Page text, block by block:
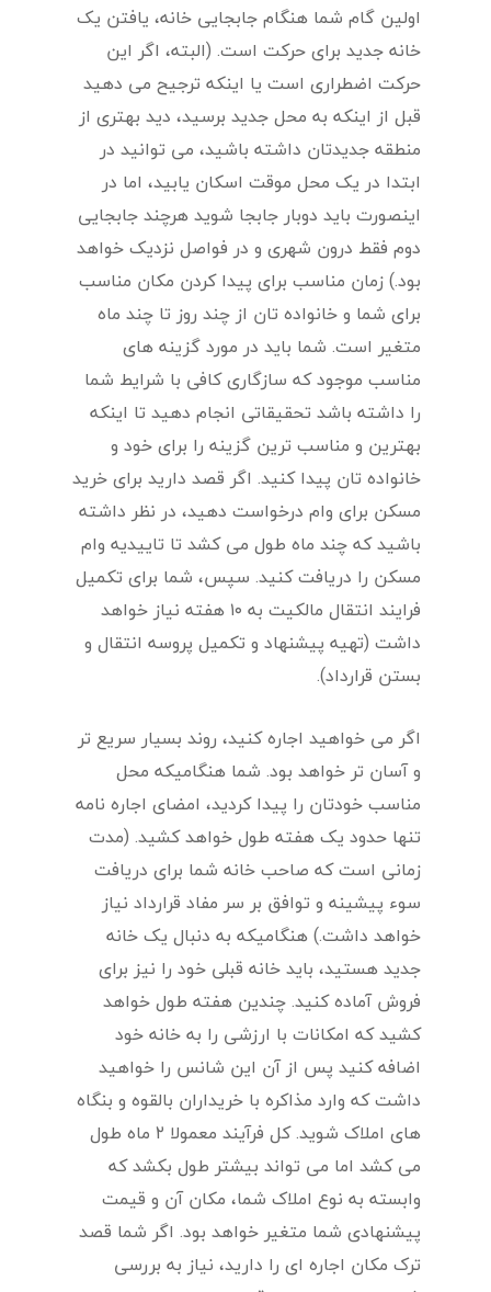
اولین گام شما هنگام جابجایی خانه، یافتن یک
خانه جدید برای حرکت است. (البته، اگر این
حرکت اضطراری است یا اینکه ترجیح می دهید
قبل از اینکه به محل جدید برسید، دید بهتری از
منطقه جدیدتان داشته باشید، می توانید در
ابتدا در یک محل موقت اسکان یابید، اما در
اینصورت باید دوبار جابجا شوید هرچند جابجایی
دوم فقط درون شهری و در فواصل نزدیک خواهد
بود.) زمان مناسب برای پیدا کردن مکان مناسب
برای شما و خانواده تان از چند روز تا چند ماه
متغیر است. شما باید در مورد گزینه های
مناسب موجود که سازگاری کافی با شرایط شما
را داشته باشد تحقیقاتی انجام دهید تا اینکه
بهترین و مناسب ترین گزینه را برای خود و
خانواده تان پیدا کنید. اگر قصد دارید برای خرید
مسکن برای وام درخواست دهید، در نظر داشته
باشید که چند ماه طول می کشد تا تاییدیه وام
مسکن را دریافت کنید. سپس، شما برای تکمیل
فرایند انتقال مالکیت به ۱۰ هفته نیاز خواهد
داشت (تهیه پیشنهاد و تکمیل پروسه انتقال و
بستن قرارداد).
اگر می خواهید اجاره کنید، روند بسیار سریع تر
و آسان تر خواهد بود. شما هنگامیکه محل
مناسب خودتان را پیدا کردید، امضای اجاره نامه
تنها حدود یک هفته طول خواهد کشید. (مدت
زمانی است که صاحب خانه شما برای دریافت
سوء پیشینه و توافق بر سر مفاد قرارداد نیاز
خواهد داشت.) هنگامیکه به دنبال یک خانه
جدید هستید، باید خانه قبلی خود را نیز برای
فروش آماده کنید. چندین هفته طول خواهد
کشید که امکانات با ارزشی را به خانه خود
اضافه کنید پس از آن این شانس را خواهید
داشت که وارد مذاکره با خریداران بالقوه و بنگاه
های املاک شوید. کل فرآیند معمولا ۲ ماه طول
می کشد اما می تواند بیشتر طول بکشد که
وابسته به نوع املاک شما، مکان آن و قیمت
پیشنهادی شما متغیر خواهد بود. اگر شما قصد
ترک مکان اجاره ای را دارید، نیاز به بررسی